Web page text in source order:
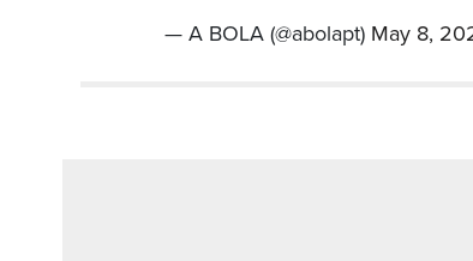
— A BOLA (@abolapt) May 8,